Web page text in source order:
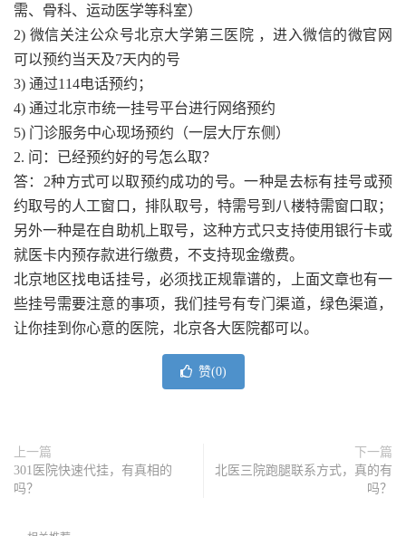
需、骨科、运动医学等科室）
2) 微信关注公众号北京大学第三医院 ，进入微信的微官网
可以预约当天及7天内的号
3) 通过114电话预约；
4) 通过北京市统一挂号平台进行网络预约
5) 门诊服务中心现场预约（一层大厅东侧）
2. 问：已经预约好的号怎么取？
答：2种方式可以取预约成功的号。一种是去标有挂号或预
约取号的人工窗口，排队取号，特需号到八楼特需窗口取；
另外一种是在自助机上取号，这种方式只支持使用银行卡或
就医卡内预存款进行缴费，不支持现金缴费。
北京地区找电话挂号，必须找正规靠谱的，上面文章也有一
些挂号需要注意的事项，我们挂号有专门渠道，绿色渠道，
让你挂到你心意的医院，北京各大医院都可以。
赞(0)
上一篇
301医院快速代挂，有真相的
吗？
下一篇
北医三院跑腿联系方式，真的有
吗？